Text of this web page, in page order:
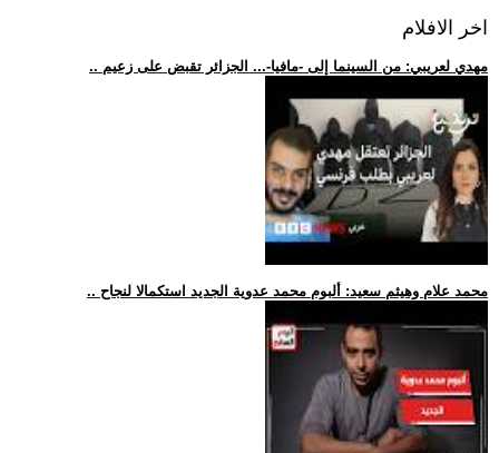
اخر الافلام
.. مهدي لعريبي: من السينما إلى -مافيا-... الجزائر تقبض على زعيم
.. محمد علام وهيثم سعيد: ألبوم محمد عدوية الجديد استكمالا لنجاح